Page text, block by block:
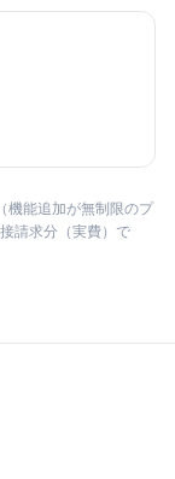
機能追加が無制限のプ
請求分（実費）で